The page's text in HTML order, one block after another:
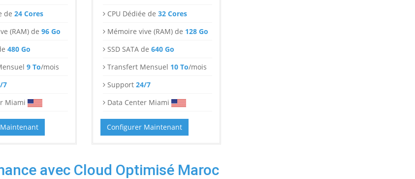
de 24 Cores
(RAM) de 96 Go
480 Go
9 To/mois
7
Miami
CPU Dédiée de 32 Cores
Mémoire vive (RAM) de 128 Go
SSD SATA de 640 Go
Transfert Mensuel 10 To/mois
Support 24/7
Data Center Miami
Configurer Maintenant
avec Cloud Optimisé Maroc